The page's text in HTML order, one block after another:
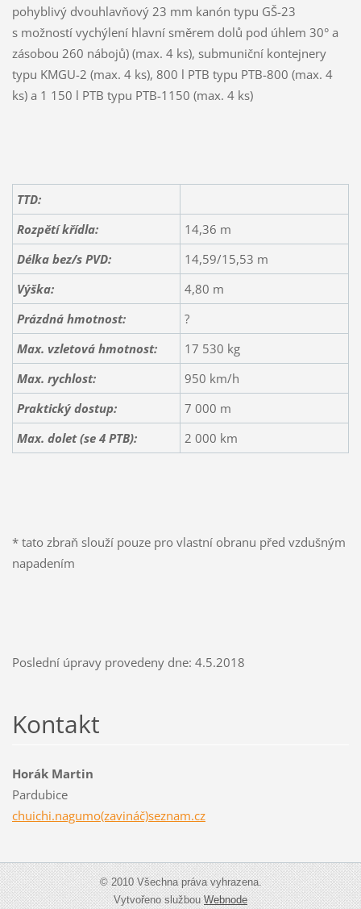
pohyblivý dvouhlavňový 23 mm kanón typu GŠ-23
s možností vychýlení hlavní směrem dolů pod úhlem 30° a
zásobou 260 nábojů) (max. 4 ks), submuniční kontejnery
typu KMGU-2 (max. 4 ks), 800 l PTB typu PTB-800 (max. 4
ks) a 1 150 l PTB typu PTB-1150 (max. 4 ks)
TTD:
Rozpětí křídla:
14,36 m
Délka bez/s PVD:
14,59/15,53 m
Výška:
4,80 m
Prázdná hmotnost:
?
Max. vzletová hmotnost:
17 530 kg
Max. rychlost:
950 km/h
Praktický dostup:
7 000 m
Max. dolet (se 4 PTB):
2 000 km
* tato zbraň slouží pouze pro vlastní obranu před vzdušným
napadením
Poslední úpravy provedeny dne: 4.5.2018
Kontakt
Horák Martin
Pardubice
chuichi.nagumo(zavináč)seznam.cz
© 2010 Všechna práva vyhrazena.
Vytvořeno službouWebnode